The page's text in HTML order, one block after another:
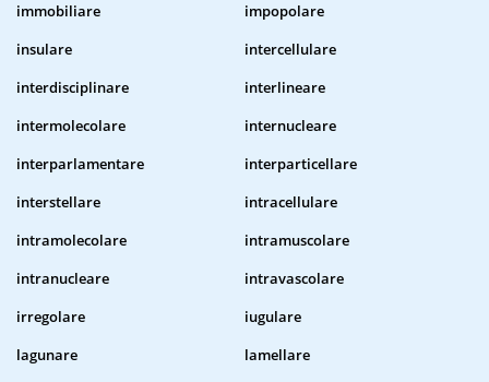
immobiliare
impopolare
insulare
intercellulare
interdisciplinare
interlineare
intermolecolare
internucleare
interparlamentare
interparticellare
interstellare
intracellulare
intramolecolare
intramuscolare
intranucleare
intravascolare
irregolare
iugulare
lagunare
lamellare